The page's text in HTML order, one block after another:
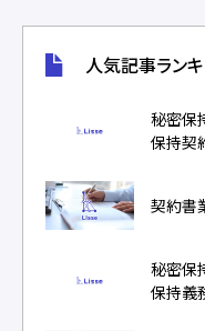
人気記事ラン
秘密保
保持契
契約書
秘密保
保持義